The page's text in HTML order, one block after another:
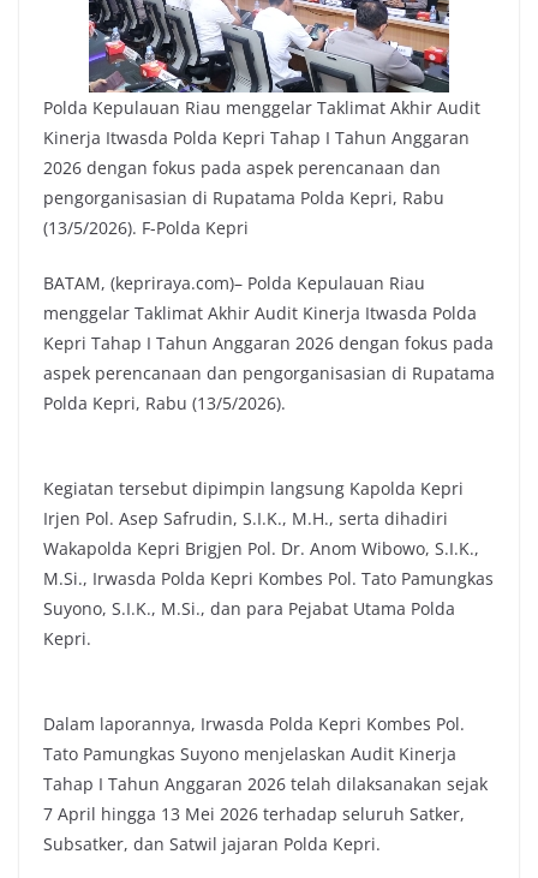
Polda Kepulauan Riau menggelar Taklimat Akhir Audit
Kinerja Itwasda Polda Kepri Tahap I Tahun Anggaran
2026 dengan fokus pada aspek perencanaan dan
pengorganisasian di Rupatama Polda Kepri, Rabu
(13/5/2026). F-Polda Kepri
BATAM, (kepriraya.com)– Polda Kepulauan Riau
menggelar Taklimat Akhir Audit Kinerja Itwasda Polda
Kepri Tahap I Tahun Anggaran 2026 dengan fokus pada
aspek perencanaan dan pengorganisasian di Rupatama
Polda Kepri, Rabu (13/5/2026).
Kegiatan tersebut dipimpin langsung Kapolda Kepri
Irjen Pol. Asep Safrudin, S.I.K., M.H., serta dihadiri
Wakapolda Kepri Brigjen Pol. Dr. Anom Wibowo, S.I.K.,
M.Si., Irwasda Polda Kepri Kombes Pol. Tato Pamungkas
Suyono, S.I.K., M.Si., dan para Pejabat Utama Polda
Kepri.
Dalam laporannya, Irwasda Polda Kepri Kombes Pol.
Tato Pamungkas Suyono menjelaskan Audit Kinerja
Tahap I Tahun Anggaran 2026 telah dilaksanakan sejak
7 April hingga 13 Mei 2026 terhadap seluruh Satker,
Subsatker, dan Satwil jajaran Polda Kepri.